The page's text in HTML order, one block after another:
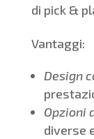
di pick &
Vantaggi:
Design
Opzioni
diverse